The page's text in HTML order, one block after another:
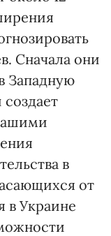
Сначала они
Западную
в
от
в Украине